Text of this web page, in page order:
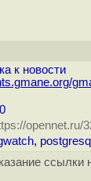
к новости
opennet.ru/
, postgresql
ссылки